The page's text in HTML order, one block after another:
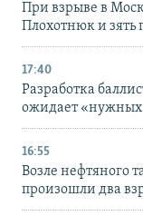
При взрыве в
Плохотнюк и зять
17:40
Разработка
ожидает «нужных
16:55
Возле нефтяного
произошли два